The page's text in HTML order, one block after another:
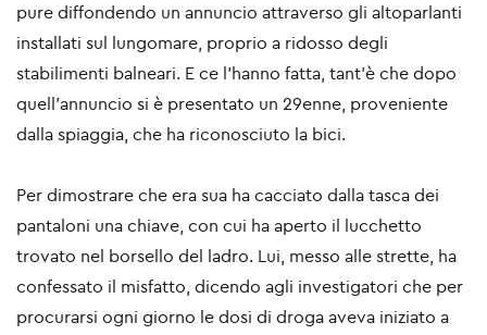
pure diffondendo un annuncio attraverso gli altoparlanti
installati sul lungomare, proprio a ridosso degli
stabilimenti balneari. E ce l’hanno fatta, tant’è che dopo
quell’annuncio si è presentato un 29enne, proveniente
dalla spiaggia, che ha riconosciuto la bici.
Per dimostrare che era sua ha cacciato dalla tasca dei
pantaloni una chiave, con cui ha aperto il lucchetto
trovato nel borsello del ladro. Lui, messo alle strette, ha
confessato il misfatto, dicendo agli investigatori che per
procurarsi ogni giorno le dosi di droga aveva iniziato a